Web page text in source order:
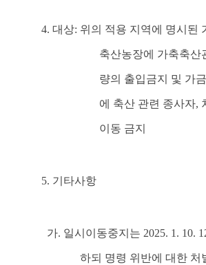
4. 대상: 위의 적용 지역에 명시된
축산농장에 가축축산
량의 출입금지 및 가
에 축산 관련 종사자,
이동 금지
5. 기타사항
가. 일시이동중지는 2025. 1. 10.
하되 명령 위반에 대한 처